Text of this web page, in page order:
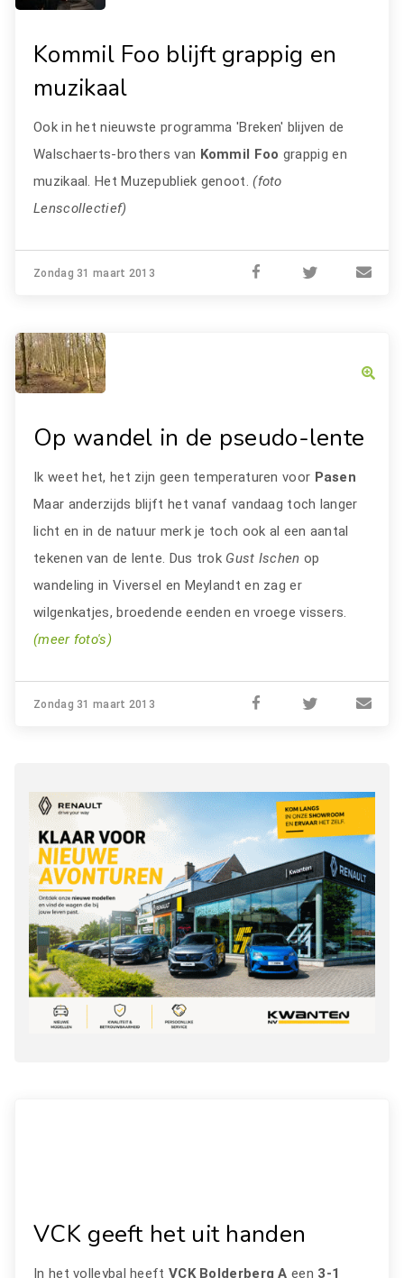
Kommil Foo blijft grappig en
muzikaal
Ook in het nieuwste programma 'Breken' blijven de
Walschaerts-brothers van Kommil Foo grappig en
muzikaal. Het Muzepubliek genoot. (foto
Lenscollectief)
Zondag 31 maart 2013
Op wandel in de pseudo-lente
Ik weet het, het zijn geen temperaturen voor Pasen
Maar anderzijds blijft het vanaf vandaag toch langer
licht en in de natuur merk je toch ook al een aantal
tekenen van de lente. Dus trok Gust Ischen op
wandeling in Viversel en Meylandt en zag er
wilgenkatjes, broedende eenden en vroege vissers.
(meer foto's)
Zondag 31 maart 2013
VCK geeft het uit handen
In het volleybal heeft VCK Bolderberg A een 3-1